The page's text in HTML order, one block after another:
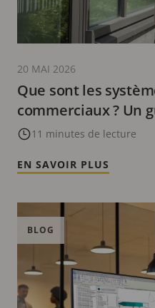
Que sont les
commerciaux ? Un
11 minutes de lecture
20 MAI 2026
EN SAVOIR PLUS
BLOG